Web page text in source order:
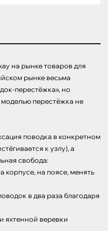
на рынке товаров для
рынке весьма
перестёжка», но
перестёжка не
поводка в конкретном
к узлу), а
свобода:
корпусе, на поясе, менять
в два раза благодаря
яхтенной веревки